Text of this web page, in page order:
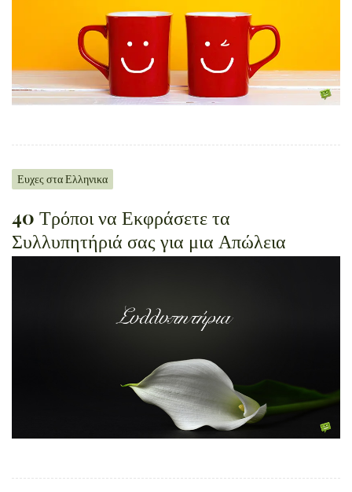
Ευχες στα Ελληνικα
40 Τρόποι να Εκφράσετε τα
Συλλυπητήριά σας για μια Απώλεια